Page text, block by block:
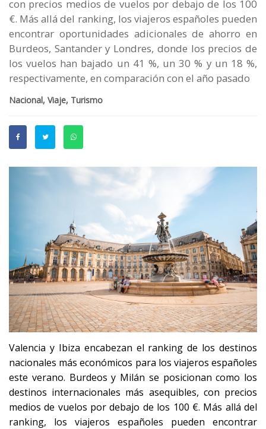
con precios medios de vuelos por debajo de los 100
€. Más allá del ranking, los viajeros españoles pueden
encontrar oportunidades adicionales de ahorro en
Burdeos, Santander y Londres, donde los precios de
los vuelos han bajado un 41 %, un 30 % y un 18 %,
respectivamente, en comparación con el año pasado
Nacional, Viaje, Turismo
Valencia y Ibiza encabezan el ranking de los destinos
nacionales más económicos para los viajeros españoles
este verano. Burdeos y Milán se posicionan como los
destinos internacionales más asequibles, con precios
medios de vuelos por debajo de los 100 €. Más allá del
ranking, los viajeros españoles pueden encontrar